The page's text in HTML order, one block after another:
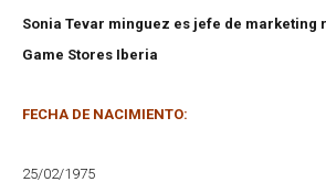
Sonia Tevar minguez es jefe de marketing
Game Stores Iberia
FECHA DE NACIMIENTO:
25/02/1975